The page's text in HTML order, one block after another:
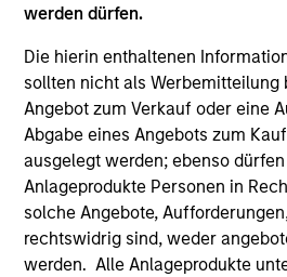
werden dürfen.
Die hierin enthaltenen
sollten nicht als Werbemitteilung
Angebot zum Verkauf oder eine
Abgabe eines Angebots zum
ausgelegt werden; ebenso
Anlageprodukte Personen in
solche Angebote,
rechtswidrig sind, weder
werden. Alle Anlageprodukte
Vielfalt an Perspektiven
Außergewöhnliche
Kultur der Neugier und
3
Strategie